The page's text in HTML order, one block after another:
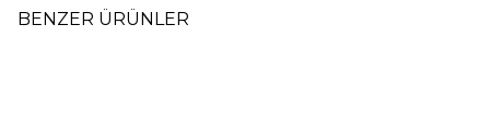
BENZER ÜRÜNLER